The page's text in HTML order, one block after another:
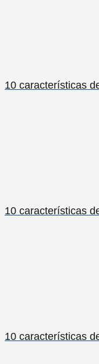
10 características
10 características
10 características